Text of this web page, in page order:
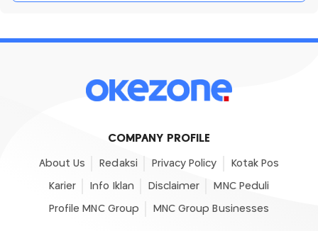
COMPANY PROFILE
About Us Redaksi Privacy Policy Kotak Pos
Karier Info Iklan Disclaimer MNC Peduli
Profile MNC Group MNC Group Businesses